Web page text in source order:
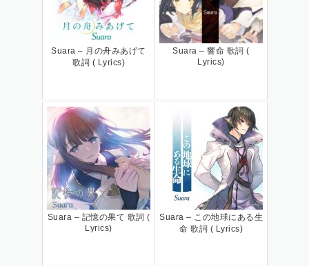
Suara – 月の舟みあげて
歌詞 ( Lyrics)
Suara – 響命 歌詞 (
Lyrics)
Suara – 記憶の果て 歌詞 (
Lyrics)
Suara – この地球にある生
命 歌詞 ( Lyrics)